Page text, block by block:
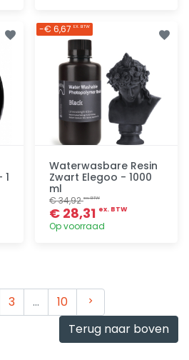
1
Waterwasbare Resin
Zwart Elegoo - 1000
ml
€ 34,92ex. BTW
€ 28,31 ex. BTW
Op voorraad
-€ 6,67 EX. BTW
3 … 10
Volgende
Terug naar boven